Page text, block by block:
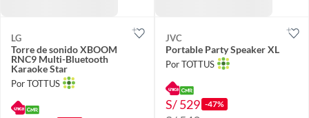
LG
Torre de sonido XBOOM
RNC9 Multi-Bluetooth
Karaoke Star
Por TOTTUS
JVC
Portable Party Speaker XL
Por TOTTUS
S/ 529 -47%